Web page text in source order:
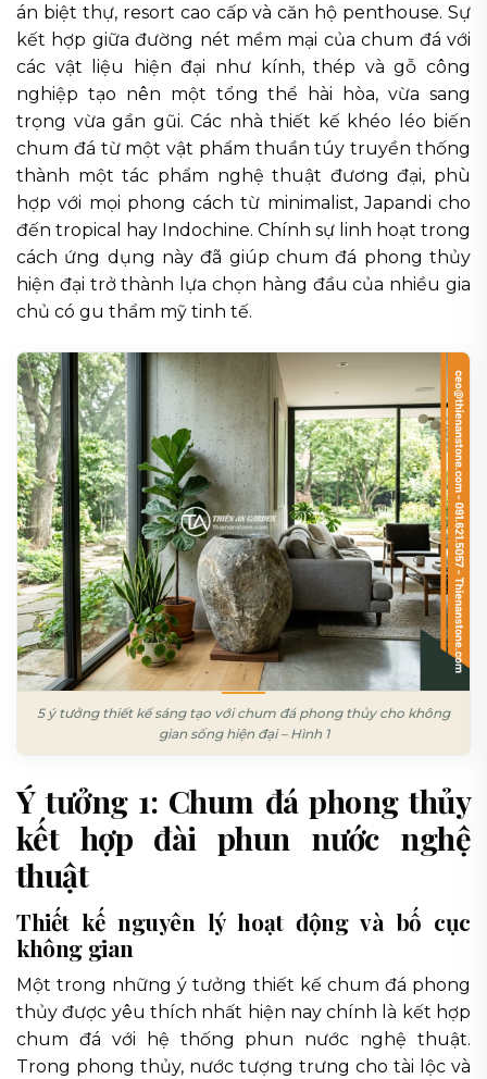
án biệt thự, resort cao cấp và căn hộ penthouse. Sự
kết hợp giữa đường nét mềm mại của chum đá với
các vật liệu hiện đại như kính, thép và gỗ công
nghiệp tạo nên một tổng thể hài hòa, vừa sang
trọng vừa gần gũi. Các nhà thiết kế khéo léo biến
chum đá từ một vật phẩm thuần túy truyền thống
thành một tác phẩm nghệ thuật đương đại, phù
hợp với mọi phong cách từ minimalist, Japandi cho
đến tropical hay Indochine. Chính sự linh hoạt trong
cách ứng dụng này đã giúp chum đá phong thủy
hiện đại trở thành lựa chọn hàng đầu của nhiều gia
chủ có gu thẩm mỹ tinh tế.
5 ý tưởng thiết kế sáng tạo với chum đá phong thủy cho không
gian sống hiện đại – Hình 1
Ý tưởng 1: Chum đá phong thủy
kết hợp đài phun nước nghệ
thuật
Thiết kế nguyên lý hoạt động và bố cục
không gian
Một trong những ý tưởng thiết kế chum đá phong
thủy được yêu thích nhất hiện nay chính là kết hợp
chum đá với hệ thống phun nước nghệ thuật.
Trong phong thủy, nước tượng trưng cho tài lộc và